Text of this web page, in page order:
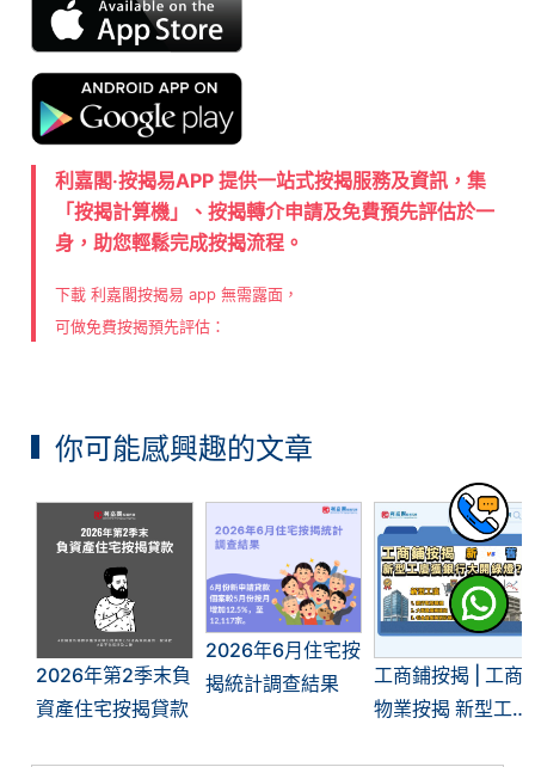
利嘉閣‧按揭易APP 提供一站式按揭服務及資訊，集
「按揭計算機」、按揭轉介申請及免費預先評估於一
身，助您輕鬆完成按揭流程。
下載 利嘉閣按揭易 app 無需露面，
可做免費按揭預先評估：
你可能感興趣的文章
2026年第2季末負
資產住宅按揭貸款
2026年6月住宅按
揭統計調查結果
工商鋪按揭 | 工商
物業按揭 新型工